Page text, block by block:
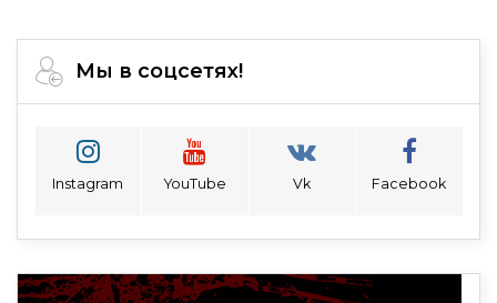
Мы в соцсетях!
Instagram YouTube Vk Facebook